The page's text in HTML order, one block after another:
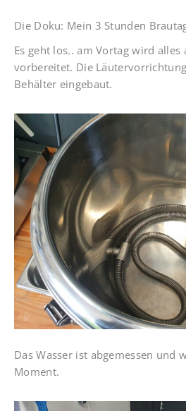
Die Doku: Mein 3 Stunden
Es geht los.. am Vortag wird alles
vorbereitet. Die
Behälter eingebaut.
Das Wasser ist abgemessen und
Moment.